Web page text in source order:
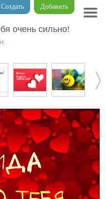
Добавить
Создать
очень сильно!